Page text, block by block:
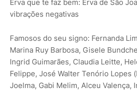
Erva que te faz bem: Erva de São
vibrações negativas
Famosos do seu signo: Fernanda
Marina Ruy Barbosa, Gisele
Ingrid Guimarães, Claudia Leitte,
Felippe, José Walter Tenório Lopes
Joelma, Gabi Melim, Alceu Valença,